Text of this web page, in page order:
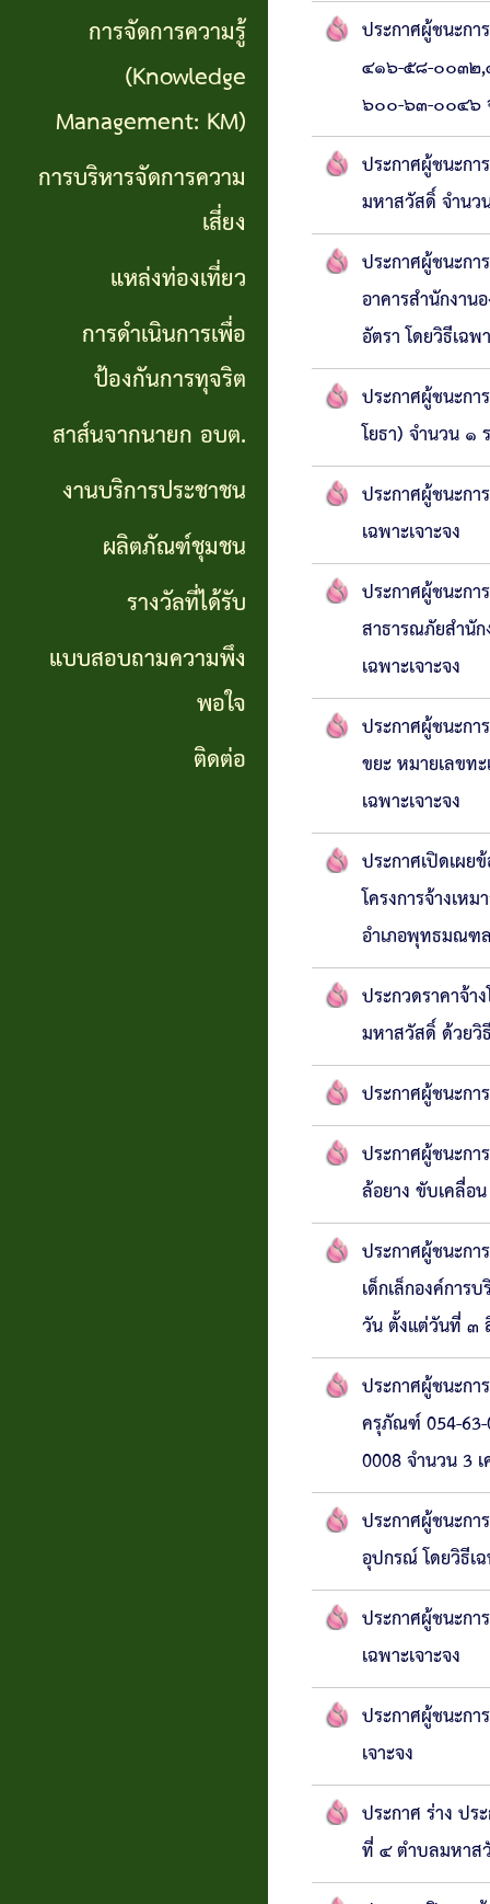
การ
ดำเนิน
การ
เพื่อ
ทุจริต
สาส์น
นายก
อบต.
งาน
บริการ
ประชาชน
ผลิตภัณฑ์
การจัดการความรู้
(Knowledge
Management: KM)
การบริหารจัดการความ
เสี่ยง
แหล่งท่องเที่ยว
การดำเนินการเพื่อ
ป้องกันการทุจริต
สาส์นจากนายก อบต.
งานบริการประชาชน
ผลิตภัณฑ์ชุมชน
รางวัลที่ได้รับ
แบบสอบถามความพึง
พอใจ
ติดต่อ
ประกาศผู้ชนะกา
๔๑๖-๕๘-๐๐๓๒,
๖๐๐-๖๓-๐๐๔๖ จ
ประกาศผู้ชนะก
มหาสวัสดิ์ จำนว
ประกาศผู้ชนะก
อาคารสำนักงา
อัตรา โดยวิธีเฉพ
ประกาศผู้ชนะกา
โยธา) จำนวน ๑
ประกาศผู้ชนะกา
เฉพาะเจาะจง
ประกาศผู้ชนะกา
สาธารณภัยสำนั
เฉพาะเจาะจง
ประกาศผู้ชนะกา
ขยะ หมายเลข
เฉพาะเจาะจง
ประกาศเปิดเผย
โครงการจ้างเ
อำเภอพุทธมณฑ
ประกวดราคาจ้
มหาสวัสดิ์ ด้วยวิ
ประกาศผู้ชนะกา
ประกาศผู้ชนะก
ล้อยาง ขับเคลื่อ
ประกาศผู้ชนะกา
เด็กเล็กองค์กา
วัน ตั้งแต่วันที่ ๓
ประกาศผู้ชนะกา
ครุภัณฑ์ 054-
0008 จำนวน 3 เ
ประกาศผู้ชนะกา
อุปกรณ์ โดยวิธีเ
ประกาศผู้ชนะก
เฉพาะเจาะจง
ประกาศผู้ชนะกา
เจาะจง
ประกาศ ร่าง ป
ที่ ๔ ตำบลมหาส